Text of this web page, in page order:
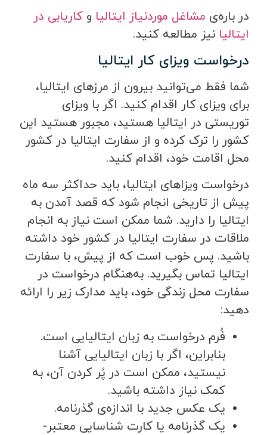
در باره‌ی مشاغل موردنیاز ایتالیا و کاریابی در
ایتالیا نیز مطالعه کنید.
درخواست ویزای کار ایتالیا
شما فقط می‌توانید بیرون از مرزهای ایتالیا،
برای ویزای کار اقدام کنید. اگر با ویزای
توریستی در ایتالیا هستید، مجبور هستید این
کشور را ترک کرده و از سفارت ایتالیا در کشور
محل اقامت خود، اقدام کنید.
درخواست ویزاهای ایتالیا، باید حداکثر سه ماه
پیش از تاریخی انجام شود که قصد آمدن به
ایتالیا را دارید. شما ممکن است نیاز به انجام
ملاقات در سفارت ایتالیا در کشور خود داشته
باشید. پس خوب است که از پیش، با سفارت
ایتالیا تماس بگیرید. به‌هنگام درخواست در
سفارت محل زندگی خود، باید مدارک زیر را ارائه
دهید:
فُرم درخواست به زبان ایتالیایی است.
بنابراین، اگر با زبان ایتالیایی آشنا
نیستید، ممکن است در پُر کردن آن، به
کمک نیاز داشته باشید.
یک عکس جدید با اندازه‌ی گذرنامه.
یک گذرنامه یا کارت شناسایی معتبر-